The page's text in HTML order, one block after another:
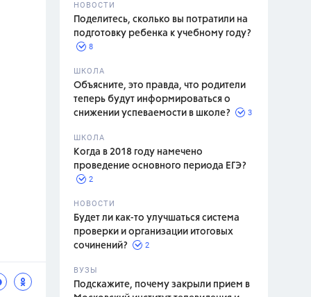
НОВОСТИ
Поделитесь, сколько вы потратили на
подготовку ребенка к учебному году?
8
ШКОЛА
Объясните, это правда, что родители
теперь будут информироваться о
снижении успеваемости в школе?
3
ШКОЛА
Когда в 2018 году намечено
проведение основного периода ЕГЭ?
2
НОВОСТИ
Будет ли как-то улучшаться система
проверки и организации итоговых
сочинений?
2
ВУЗЫ
Подскажите, почему закрыли прием в